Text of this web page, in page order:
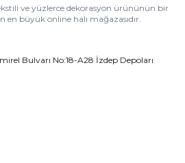
ve yüzlerce dekorasyon ürününün bir
büyük online halı mağazasıdır.
Bulvarı No:18-A28 İzdep Depoları